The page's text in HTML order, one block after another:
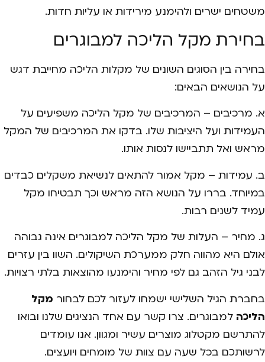
משטחים ישרים ולהימנע מירידות או עליות חדות.
בחירת מקל הליכה למבוגרים
בחירה בין הסוגים השונים של מקלות הליכה מחייבת דגש
על הנושאים הבאים:
א. מרכיבים – המרכיבים של מקל הליכה משפיעים על
העמידות ועל היציבות שלו. בדקו את המרכיבים של המקל
מראש ואל תתביישו לנסות אותו.
ב. עמידות – מקל אמור להתאים לנשיאת משקלים כבדים
במיוחד. בררו על הנושא הזה מראש וכך תבטיחו מקל
עמיד לשנים רבות.
ג. מחיר – העלות של מקל הליכה למבוגרים אינה גבוהה
אולם היא מהווה חלק ממערכת השיקולים. השוו בין עזרים
לבני גיל הזהב גם לפי מחיר והימנעו מהוצאות בלתי רצויות.
בחברת הגיל השלישי ישמחו לעזור לכם לבחור מקל
הליכה למבוגרים. צרו קשר עם אחד הנציגים שלנו ובואו
להתרשם מקטלוג מוצרים עשיר ומגוון. אנו עומדים
לרשותכם בכל שעה עם צוות של מומחים ויועצים.